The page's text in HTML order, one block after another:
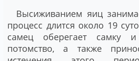
Высиживанием яиц
процесс длится около 19
самец оберегает самку
потомство, а также